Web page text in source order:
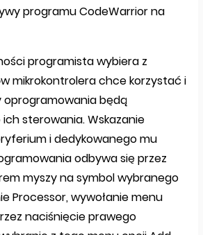
programu CodeWarrior na
programista wybiera z
mikrokontrolera chce korzystać i
oprogramowania będą
sterowania. Wskazanie
i dedykowanego mu
odbywa się przez
myszy na symbol wybranego
Processor, wywołanie menu
naciśnięcie prawego